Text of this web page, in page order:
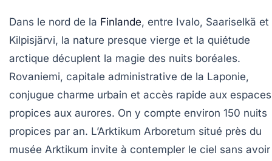
Dans le nord de la Finlande, entre Ivalo, Saariselkä et
Kilpisjärvi, la nature presque vierge et la quiétude
arctique décuplent la magie des nuits boréales.
Rovaniemi, capitale administrative de la Laponie,
conjugue charme urbain et accès rapide aux espaces
propices aux aurores. On y compte environ 150 nuits
propices par an. L’Arktikum Arboretum situé près du
musée Arktikum invite à contempler le ciel sans avoir